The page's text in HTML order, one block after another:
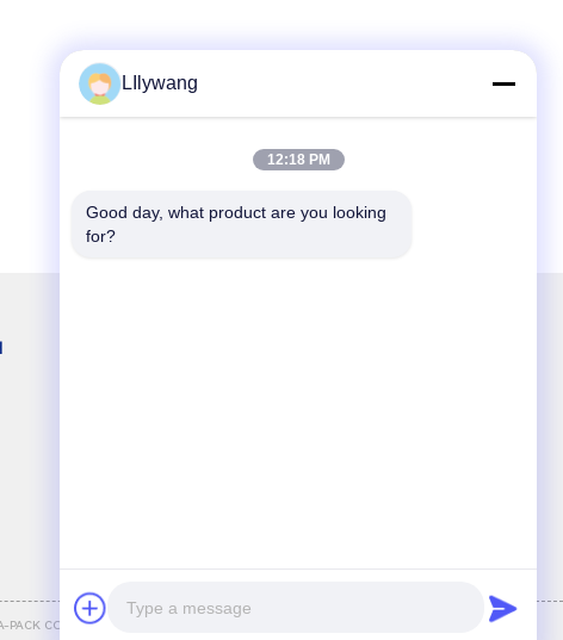
PACK CO.,LTD.. Όλοι Δικαιώματα Που Διατηρούνται.
LIlywang
12:18 PM
Good day, what product are you looking
for?